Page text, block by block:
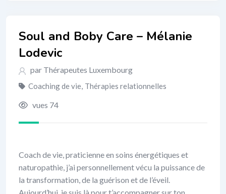
Soul and Boby Care – Mélanie
Lodevic
par Thérapeutes Luxembourg
Coaching de vie, Thérapies relationnelles
vues 74
Coach de vie, praticienne en soins énergétiques et
naturopathie, j’ai personnellement vécu la puissance de
la transformation, de la guérison et de l’éveil.